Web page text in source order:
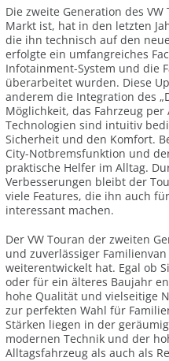
Die zweite Generation des
Markt ist, hat in den letzten
die ihn technisch auf den
erfolgte ein umfangreiches
Infotainment-System und die
überarbeitet wurden. Diese
anderem die Integration des
Möglichkeit, das Fahrzeug
Technologien sind intuitiv
Sicherheit und den Komfort.
City-Notbremsfunktion und
praktische Helfer im Alltag.
Verbesserungen bleibt der
viele Features, die ihn auch
interessant machen.
Der VW Touran der zweiten
und zuverlässiger
weiterentwickelt hat. Egal ob
oder für ein älteres Baujahr
hohe Qualität und vielseitige
zur perfekten Wahl für
Stärken liegen in der
modernen Technik und der
Alltagsfahrzeug als auch als